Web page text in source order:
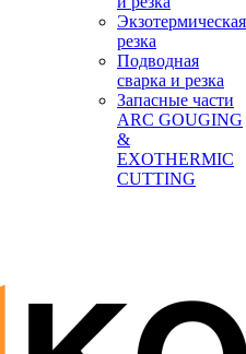
Экзотермическая
резка
Подводная
сварка и резка
Запасные части
ARC GOUGING
&
EXOTHERMIC
CUTTING